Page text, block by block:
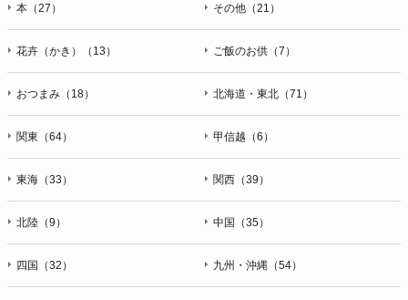
本（27） その他（21）
花卉（かき）（13） ご飯のお供（7）
おつまみ（18） 北海道・東北（71）
関東（64） 甲信越（6）
東海（33） 関西（39）
北陸（9） 中国（35）
四国（32） 九州・沖縄（54）